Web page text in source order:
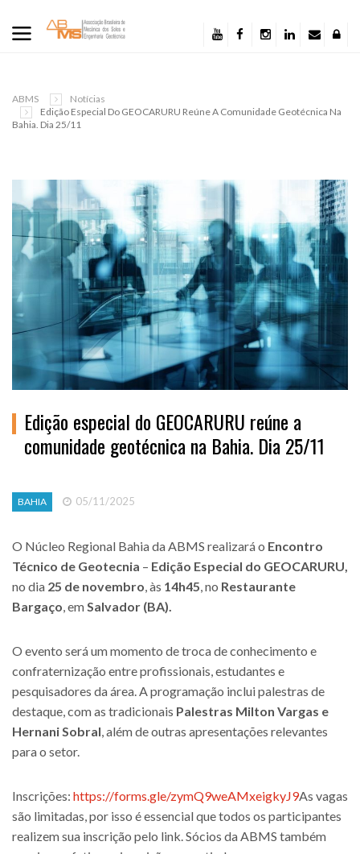
ABMS
Notícias
Edição Especial Do GEOCARURU Reúne A Comunidade Geotécnica Na
Bahia. Dia 25/11
Edição especial do GEOCARURU reúne a
comunidade geotécnica na Bahia. Dia 25/11
BAHIA 05/11/2025
O Núcleo Regional Bahia da ABMS realizará o Encontro
Técnico de Geotecnia – Edição Especial do GEOCARURU,
no dia 25 de novembro, às 14h45, no Restaurante
Bargaço, emSalvador (BA).
O evento será um momento de troca de conhecimento e
confraternização entre profissionais, estudantes e
pesquisadores da área. A programação inclui palestras de
destaque, com as tradicionais Palestras Milton Vargas e
Hernani Sobral, além de outras apresentações relevantes
para o setor.
Inscrições: https://forms.gle/zymQ9weAMxeigkyJ9As vagas
são limitadas, por isso é essencial que todos os participantes
realizem sua inscrição pelo link. Sócios da ABMS também